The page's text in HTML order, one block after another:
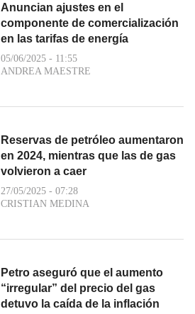
Anuncian ajustes en el
componente de comercialización
en las tarifas de energía
05/06/2025 - 11:55
ANDREA MAESTRE
Reservas de petróleo aumentaron
en 2024, mientras que las de gas
volvieron a caer
27/05/2025 - 07:28
CRISTIAN MEDINA
Petro aseguró que el aumento
“irregular” del precio del gas
detuvo la caída de la inflación